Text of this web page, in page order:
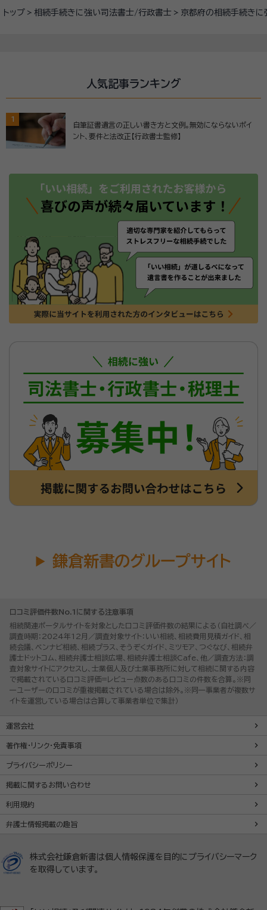
トップ 相続手続きに強い司法書士/行政書士 京都府の相続手続き
人気記事ランキング
1
自筆証書遺言の正しい書き方と文例。無効にならないポイ
ント、要件と法改正【行政書士監修】
鎌倉新書のグループサイト
口コミ評価件数No.1に関する注意事項
相続関連ポータルサイトを対象とした口コミ評価件数の結果による（自社調べ／
調査時期：2024年12月／調査対象サイト：いい相続、相続費用見積ガイド、相
続会議、ベンナビ相続、相続プラス、そうぞくガイド、ミツモア、つぐなび、相続弁
護士ドットコム、相続弁護士相談広場、相続弁護士相談Cafe、他／調査方法：調
査対象サイトにアクセスし、士業個人及び士業事務所に対して相続に関する内容
で掲載されている口コミ評価=レビュー点数のある口コミの件数を合算。※同
一ユーザーの口コミが重複掲載されている場合は除外。※同一事業者が複数サ
イトを運営している場合は合算して事業者単位で集計）
運営会社
著作権・リンク・免責事項
プライバシーポリシー
掲載に関するお問い合わせ
利用規約
弁護士情報掲載の趣旨
株式会社鎌倉新書は個人情報保護を目的にプライバシーマーク
を取得しています。